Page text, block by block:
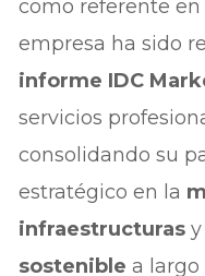
como referente
empresa ha sido
informe IDC
servicios
consolidando su
estratégico en la
infraestructuras
sostenible a largo